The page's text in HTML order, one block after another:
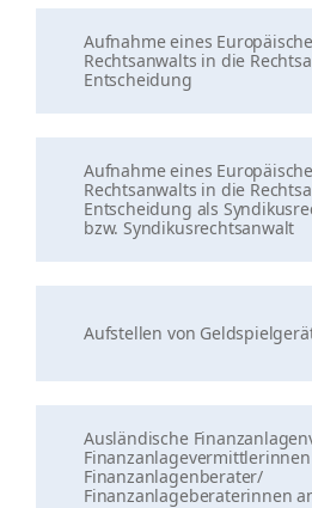
Aufnahme eines
Rechtsanwalts in die
Entscheidung
Aufnahme eines
Rechtsanwalts in die
Entscheidung als
bzw. Syndikusrechtsanwalt
Aufstellen von
Ausländische
Finanzanlagenberater/
Finanzanlageberaterinnen